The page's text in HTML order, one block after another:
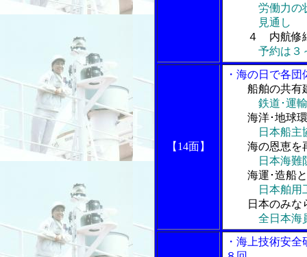
労働力の
見通し
４ 内航修
予約は３
【14面】
・海の日で各団
船舶の共有
鉄道･運
海洋･地球
日本船
海の恩恵を
日本海
海運･造船
日本舶
日本のみな
全日本海
・海上技術安